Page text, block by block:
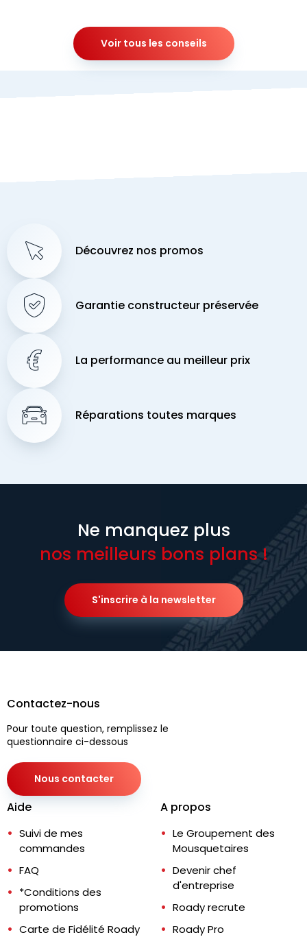
Voir tous les conseils
Découvrez nos promos
Garantie constructeur préservée
La performance au meilleur prix
Réparations toutes marques
Ne manquez plus
nos meilleurs bons plans !
S'inscrire à la newsletter
Contactez-nous
Pour toute question, remplissez le
questionnaire ci-dessous
Nous contacter
Aide
Suivi de mes
commandes
FAQ
*Conditions des
promotions
Carte de Fidélité Roady
A propos
Le Groupement des
Mousquetaires
Devenir chef
d'entreprise
Roady recrute
Roady Pro